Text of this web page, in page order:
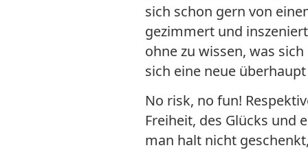
sich schon gern von
gezimmert und
ohne zu wissen, was
sich eine neue
No risk, no fun!
Freiheit, des Glücks und
man halt nicht